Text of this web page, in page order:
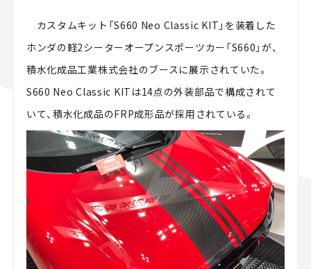
カスタムキット「S660 Neo Classic KIT」を装着した
ホンダの軽2シーターオープンスポーツカー「S660」が、
積水化成品工業株式会社のブースに展示されていた。
S660 Neo Classic KITは14点の外装部品で構成されて
いて、積水化成品のFRP成形品が採用されている。